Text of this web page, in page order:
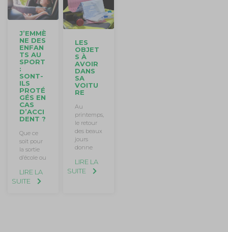
J’EMMÈ
NE DES
ENFAN
TS AU
SPORT
:
SONT-
ILS
PROTÉ
GÉS EN
CAS
D’ACCI
DENT ?
Que ce
soit pour
la sortie
d’école ou
LIRE LA
SUITE
LES
OBJET
S À
AVOIR
DANS
SA
VOITU
RE
Au
printemps,
le retour
des beaux
jours
donne
LIRE LA
SUITE